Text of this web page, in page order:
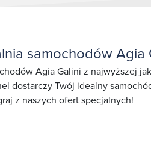
samochodów Agia
Agia Galini z najwyższej
dostarczy Twój idealny
z naszych ofert specjalnych!